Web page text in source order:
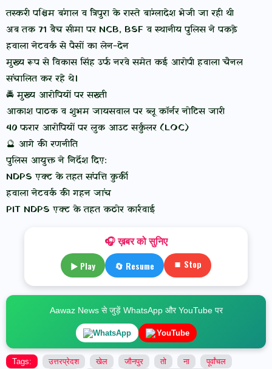
तस्करी पश्चिम बंगाल व त्रिपुरा के रास्ते बांग्लादेश भेजी जा रही थी
अब तक 71 बैच सीमा पर NCB, BSF व स्थानीय पुलिस ने पकड़े
हवाला नेटवर्क से पैसों का लेन-देन
मुख्य रूप से विकास सिंह उर्फ नरवे समेत कई आरोपी हवाला चैनल
संचालित कर रहे थे।
🚔 मुख्य आरोपियों पर सख्ती
आकाश पाठक व शुभम जायसवाल पर ब्लू कॉर्नर नोटिस जारी
40 फरार आरोपियों पर लुक आउट सर्कुलर (LOC)
🔮 आगे की रणनीति
पुलिस आयुक्त ने निर्देश दिए:
NDPS एक्ट के तहत संपत्ति कुर्की
हवाला नेटवर्क की गहन जांच
PIT NDPS एक्ट के तहत कठोर कार्रवाई
🎧 ख़बर को सुनिए
▶ Play 🔄 Resume ⏹ Stop
Aawaz News से जुड़ें WhatsApp और YouTube पर
WhatsApp YouTube
Tags: उत्तरप्रेदश खेल जौनपुर तो ना
पूर्वांचल